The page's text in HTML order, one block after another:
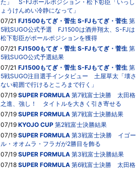
た」 S-FJポールポジション・松下彰臣「いっし
ょうけんめい冷静になって」
07/21 FJ1500もてぎ・菅生 S-FJもてぎ・菅生 第
5戦SUGO公式予選 FJ1500は酒井翔太、S-FJは
松下彰臣がポールポジションを獲得
07/21 FJ1500もてぎ・菅生 S-FJもてぎ・菅生 第
5戦SUGO公式予選結果
07/21 FJ1500もてぎ・菅生 S-FJもてぎ・菅生 第
5戦SUGO注目選手インタビュー 土屋草太「壊さ
ない範囲で行けるところまで行く」
07/19 SUPER FORMULA 第7戦富士決勝 太田格
之進、強し！ タイトルを大きく引き寄せる
07/19 SUPER FORMULA 第7戦富士決勝結果
07/19 KYOJO CUP 第2戦富士決勝結果
07/19 SUPER FORMULA 第3戦富士決勝 イゴー
ル・オオムラ・フラガが2勝目を飾る
07/19 SUPER FORMULA 第3戦富士決勝結果
07/18 SUPER FORMULA 第6戦富士決勝 太田格